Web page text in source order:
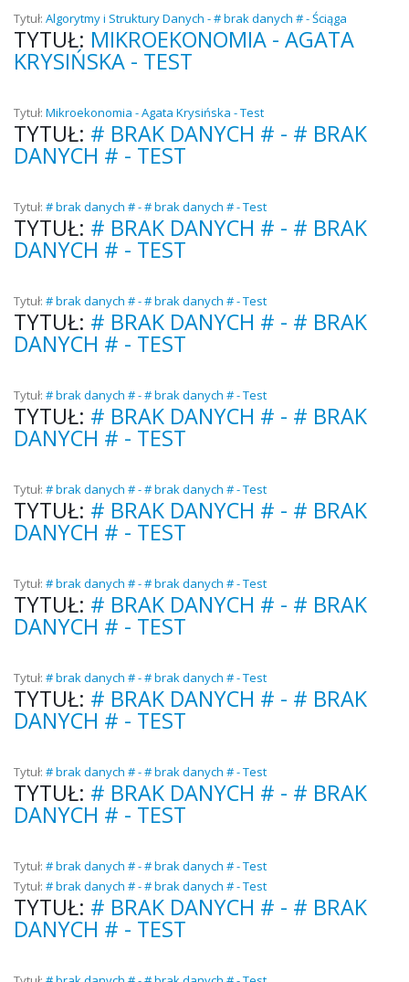
Tytuł: Algorytmy i Struktury Danych - # brak danych # - Ściąga
TYTUŁ: MIKROEKONOMIA - AGATA
KRYSIŃSKA - TEST
Tytuł: Mikroekonomia - Agata Krysińska - Test
TYTUŁ: # BRAK DANYCH # - # BRAK
DANYCH # - TEST
Tytuł: # brak danych # - # brak danych # - Test
TYTUŁ: # BRAK DANYCH # - # BRAK
DANYCH # - TEST
Tytuł: # brak danych # - # brak danych # - Test
TYTUŁ: # BRAK DANYCH # - # BRAK
DANYCH # - TEST
Tytuł: # brak danych # - # brak danych # - Test
TYTUŁ: # BRAK DANYCH # - # BRAK
DANYCH # - TEST
Tytuł: # brak danych # - # brak danych # - Test
TYTUŁ: # BRAK DANYCH # - # BRAK
DANYCH # - TEST
Tytuł: # brak danych # - # brak danych # - Test
TYTUŁ: # BRAK DANYCH # - # BRAK
DANYCH # - TEST
Tytuł: # brak danych # - # brak danych # - Test
TYTUŁ: # BRAK DANYCH # - # BRAK
DANYCH # - TEST
Tytuł: # brak danych # - # brak danych # - Test
TYTUŁ: # BRAK DANYCH # - # BRAK
DANYCH # - TEST
Tytuł: # brak danych # - # brak danych # - Test
Tytuł: # brak danych # - # brak danych # - Test
TYTUŁ: # BRAK DANYCH # - # BRAK
DANYCH # - TEST